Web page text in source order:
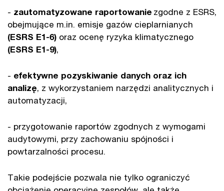
- zautomatyzowane raportowanie zgodne z ESRS,
obejmujące m.in. emisje gazów cieplarnianych
(ESRS E1-6) oraz ocenę ryzyka klimatycznego
(ESRS E1-9),
- efektywne pozyskiwanie danych oraz ich
analizę, z wykorzystaniem narzędzi analitycznych i
automatyzacji,
- przygotowanie raportów zgodnych z wymogami
audytowymi, przy zachowaniu spójności i
powtarzalności procesu.
Takie podejście pozwala nie tylko ograniczyć